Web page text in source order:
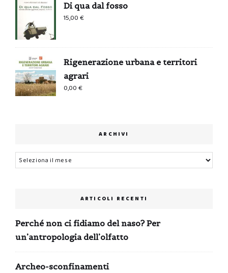
Di qua dal fosso
15,00€
Rigenerazione urbana e territori
agrari
0,00€
ARCHIVI
Archivi
ARTICOLI RECENTI
Perché non ci fidiamo del naso? Per
un’antropologia dell’olfatto
Archeo-sconfinamenti